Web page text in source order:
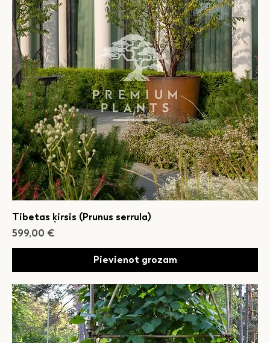
Tibetas ķirsis (Prunus serrula)
Cena
599,00 €
Pievienot grozam